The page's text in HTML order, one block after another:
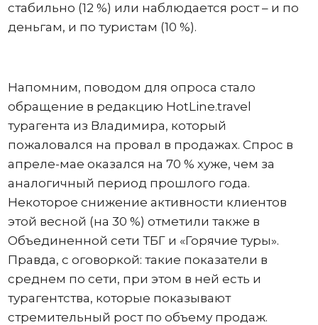
стабильно (12 %) или наблюдается рост – и по
деньгам, и по туристам (10 %).
Напомним, поводом для опроса стало
обращение в редакцию HotLine.travel
турагента из Владимира, который
пожаловался на провал в продажах. Спрос в
апреле-мае оказался на 70 % хуже, чем за
аналогичный период прошлого года.
Некоторое снижение активности клиентов
этой весной (на 30 %) отметили также в
Объединенной сети ТБГ и «Горячие туры».
Правда, с оговоркой: такие показатели в
среднем по сети, при этом в ней есть и
турагентства, которые показывают
стремительный рост по объему продаж.